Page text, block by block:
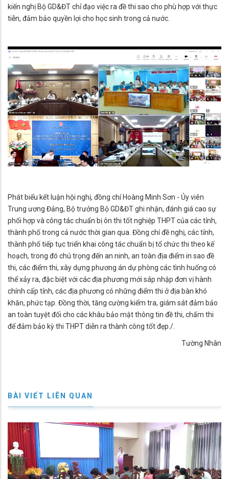
kiến nghị Bộ GD&ĐT chỉ đạo việc ra đề thi sao cho phù hợp với thực
tiễn, đảm bảo quyền lợi cho học sinh trong cả nước.
Phát biểu kết luận hội nghị, đồng chí Hoàng Minh Sơn - Ủy viên
Trung ương Đảng, Bộ trưởng Bộ GD&ĐT ghi nhận, đánh giá cao sự
phối hợp và công tác chuẩn bị ôn thi tốt nghiệp THPT của các tỉnh,
thành phố trong cả nước thời gian qua. Đồng chí đề nghị, các tỉnh,
thành phố tiếp tục triển khai công tác chuẩn bị tổ chức thi theo kế
hoạch, trong đó chú trọng đến an ninh, an toàn địa điểm in sao đề
thi, các điểm thi, xây dựng phương án dự phòng các tình huống có
thể xảy ra, đặc biệt với các địa phương mới sáp nhập đơn vị hành
chính cấp tỉnh, các địa phương có những điểm thi ở địa bàn khó
khăn, phức tạp. Đồng thời, tăng cường kiểm tra, giám sát đảm bảo
an toàn tuyệt đối cho các khâu bảo mật thông tin đề thi, chấm thi
để đảm bảo kỳ thi THPT diễn ra thành công tốt đẹp./.
Tường Nhân
BÀI VIẾT LIÊN QUAN